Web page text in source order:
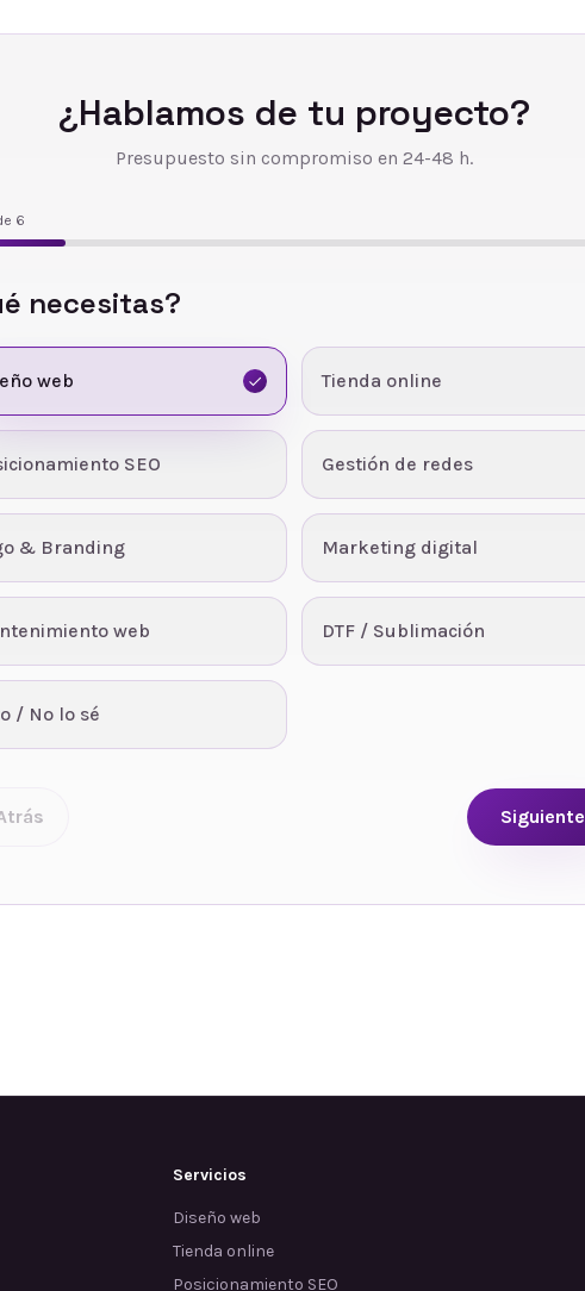
¿Hablamos de tu proyecto?
Presupuesto sin compromiso en 24-48 h.
6
necesitas?
web Tienda online
SEO Gestión de redes
& Branding Marketing digital
web DTF / Sublimación
/ No lo sé
Siguiente
Servicios
Diseño web
Tienda online
Posicionamiento SEO